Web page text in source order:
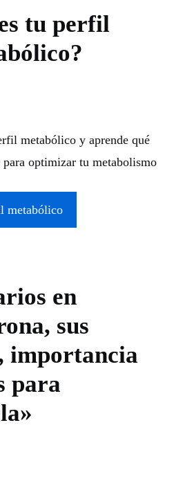
tu perfil
metabólico y aprende qué
para optimizar tu metabolismo
metabólico
en
sus
importancia
para